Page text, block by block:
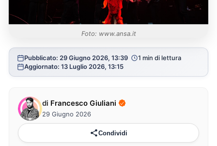
Foto: www.ansa.it
Pubblicato: 29 Giugno 2026, 13:39
1 min di lettura
Aggiornato: 13 Luglio 2026, 13:15
di Francesco Giuliani
29 Giugno 2026
Condividi